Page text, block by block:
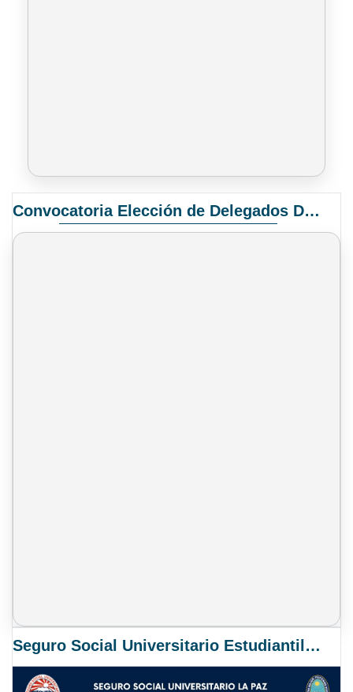
Convocatoria Elección de Delegados Docentes para el XIV Congreso Nacional de Universidades
Seguro Social Universitario Estudiantil SSUE